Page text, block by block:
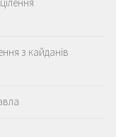
з кайданів